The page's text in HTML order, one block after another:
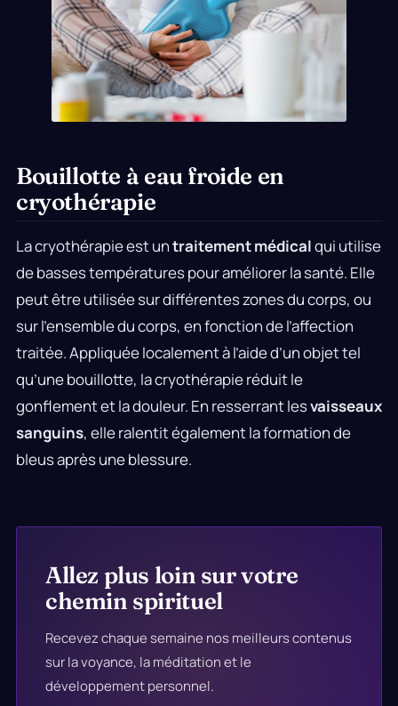
Bouillotte à eau froide en
cryothérapie
La cryothérapie est untraitement médicalqui utilise
de basses températures pour améliorer la santé. Elle
peut être utilisée sur différentes zones du corps, ou
sur l’ensemble du corps, en fonction de l’affection
traitée. Appliquée localement à l’aide d’un objet tel
qu’une bouillotte, la cryothérapie réduit le
gonflement et la douleur. En resserrant lesvaisseaux
sanguins, elle ralentit également la formation de
bleus après une blessure.
Allez plus loin sur votre
chemin spirituel
Recevez chaque semaine nos meilleurs contenus
sur la voyance, la méditation et le
développement personnel.